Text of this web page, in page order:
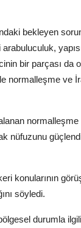
bekleyen
arabuluculuk,
bir parçası da
normalleşme ve
normalleşme
nüfuzunu
konularının
söyledi.
durumla